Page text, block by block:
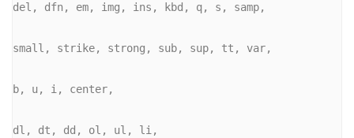
del, dfn, em, img, ins, kbd, q, s, samp,
small, strike, strong, sub, sup, tt, var,
b, u, i, center,
dl, dt, dd, ol, ul, li,